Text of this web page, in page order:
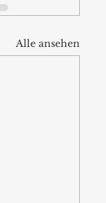
Alle ansehen